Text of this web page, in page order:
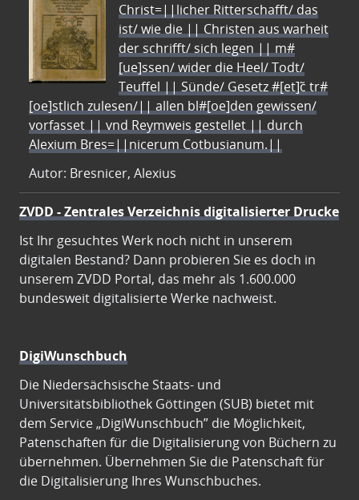
Christ=||licher Ritterschafft/ das
ist/ wie die || Christen aus warheit
der schrifft/ sich legen || m#
[ue]ssen/ wider die Heel/ Todt/
Teuffel || Sünde/ Gesetz #[et]c̃ tr#
[oe]stlich zulesen/|| allen bl#[oe]den gewissen/
vorfasset || vnd Reymweis gestellet || durch
Alexium Bres=||nicerum Cotbusianum.||
Autor: Bresnicer, Alexius
ZVDD - Zentrales Verzeichnis digitalisierter Drucke
Ist Ihr gesuchtes Werk noch nicht in unserem
digitalen Bestand? Dann probieren Sie es doch in
unserem ZVDD Portal, das mehr als 1.600.000
bundesweit digitalisierte Werke nachweist.
DigiWunschbuch
Die Niedersächsische Staats- und
Universitätsbibliothek Göttingen (SUB) bietet mit
dem Service „DigiWunschbuch” die Möglichkeit,
Patenschaften für die Digitalisierung von Büchern zu
übernehmen. Übernehmen Sie die Patenschaft für
die Digitalisierung Ihres Wunschbuches.